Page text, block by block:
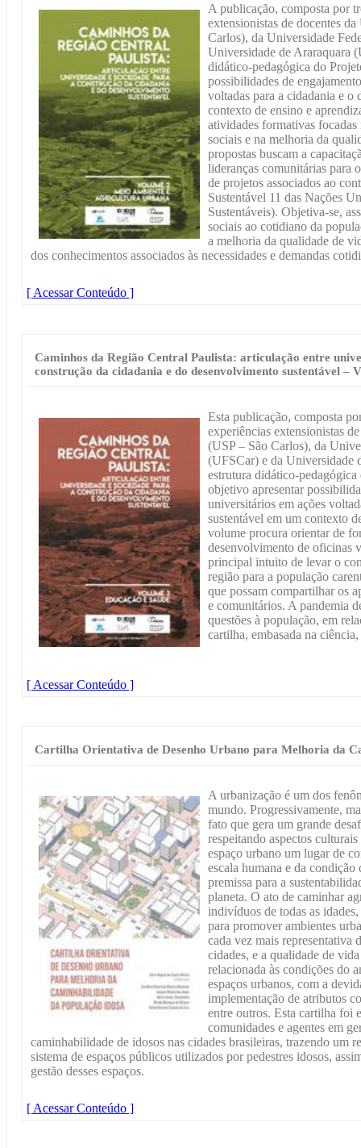
A publicação, composta por
extensionistas de docentes
Carlos), da Universidade
Universidade de Araraquara
didático-pedagógica do
possibilidades de
voltadas para a cidadania e o
contexto de ensino e
atividades formativas
sociais e na melhoria da
propostas buscam a
lideranças comunitárias para
de projetos associados ao
Sustentável 11 das Nações
Sustentáveis). Objetiva-se,
sociais ao cotidiano da
a melhoria da qualidade de
dos conhecimentos associados às necessidades e demandas
[ Acessar Conteúdo ]
Caminhos da Região Central Paulista: articulação entre
construção da cidadania e do desenvolvimento sustentável –
Esta publicação, composta
experiências extensionistas
(USP – São Carlos), da
(UFSCar) e da Universidade
estrutura didático-
objetivo apresentar
universitários em ações
sustentável em um contexto
volume procura orientar de
desenvolvimento de oficinas
principal intuito de levar o
região para a população
que possam compartilhar os
e comunitários. A pandemia
questões à população, em
cartilha, embasada na
[ Acessar Conteúdo ]
Cartilha Orientativa de Desenho Urbano para Melhoria da
A urbanização é um dos
mundo. Progressivamente,
fato que gera um grande
respeitando aspectos
espaço urbano um lugar de
escala humana e da condição
premissa para a
planeta. O ato de caminhar
indivíduos de todas as
para promover ambientes
cada vez mais representativa
cidades, e a qualidade de
relacionada às condições do
espaços urbanos, com a
implementação de atributos
entre outros. Esta cartilha foi
comunidades e agentes em
caminhabilidade de idosos nas cidades brasileiras, trazendo um
sistema de espaços públicos utilizados por pedestres idosos,
gestão desses espaços.
[ Acessar Conteúdo ]